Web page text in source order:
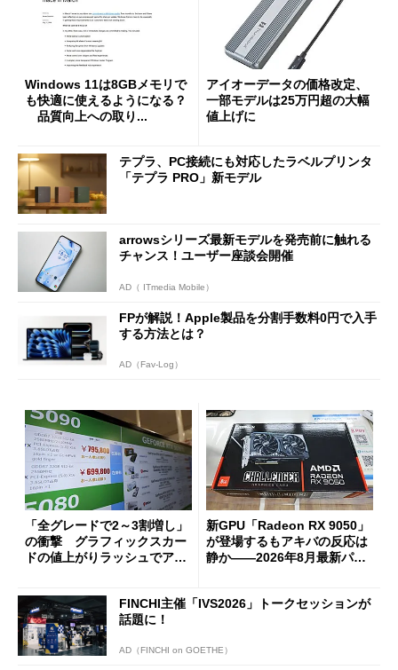
Windows 11は8GBメモリで
も快適に使えるようになる？
品質向上への取り...
アイオーデータの価格改定、
一部モデルは25万円超の大幅
値上げに
テプラ、PC接続にも対応したラベルプリンタ
「テプラ PRO」新モデル
arrowsシリーズ最新モデルを発売前に触れる
チャンス！ユーザー座談会開催
AD（ ITmedia Mobile）
FPが解説！Apple製品を分割手数料0円で入手
する方法とは？
AD（Fav-Log）
「全グレードで2～3割増し」
の衝撃 グラフィックスカー
ドの値上がりラッシュでアキ
新GPU「Radeon RX 9050」
が登場するもアキバの反応は
静か――2026年8月最新パー
FINCHI主催「IVS2026」トークセッションが
話題に！
AD（FINCHI on GOETHE）